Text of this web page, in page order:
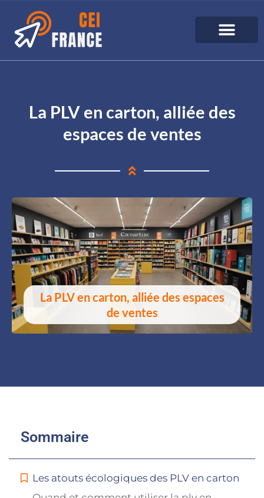
La PLV en carton, alliée des
espaces de ventes
La PLV en carton, alliée des espaces
de ventes
Sommaire
Les atouts écologiques des PLV en carton